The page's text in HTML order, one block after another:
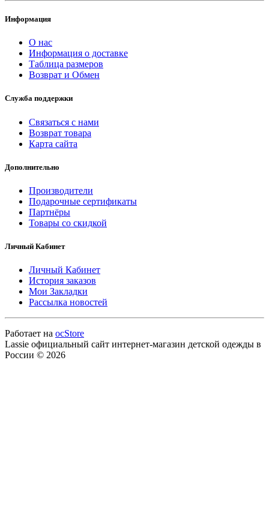
Информация
О нас
Информация о доставке
Таблица размеров
Возврат и Обмен
Служба поддержки
Связаться с нами
Возврат товара
Карта сайта
Дополнительно
Производители
Подарочные сертификаты
Партнёры
Товары со скидкой
Личный Кабинет
Личный Кабинет
История заказов
Мои Закладки
Рассылка новостей
Работает на ocStore
Lassie официальный сайт интернет-магазин детской одежды в
России © 2026